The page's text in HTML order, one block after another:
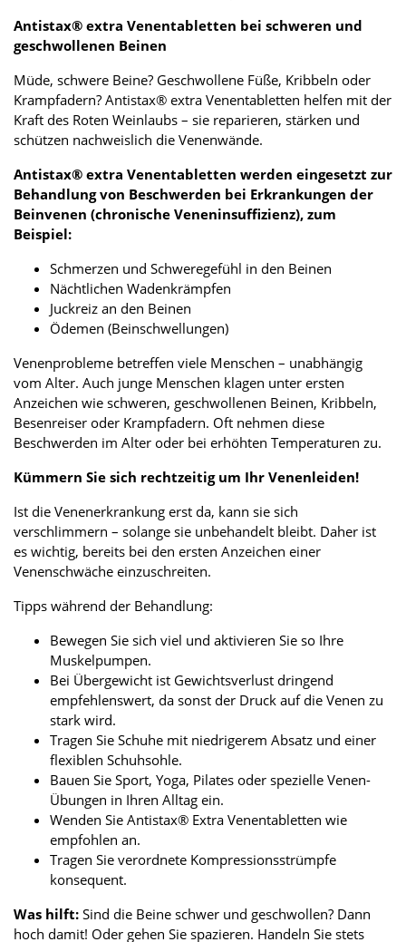
Antistax® extra Venentabletten bei schweren und
geschwollenen Beinen
Müde, schwere Beine? Geschwollene Füße, Kribbeln oder
Krampfadern? Antistax® extra Venentabletten helfen mit der
Kraft des Roten Weinlaubs – sie reparieren, stärken und
schützen nachweislich die Venenwände.
Antistax® extra Venentabletten werden eingesetzt zur
Behandlung von Beschwerden bei Erkrankungen der
Beinvenen (chronische Veneninsuffizienz), zum
Beispiel:
Schmerzen und Schweregefühl in den Beinen
Nächtlichen Wadenkrämpfen
Juckreiz an den Beinen
Ödemen (Beinschwellungen)
Venenprobleme betreffen viele Menschen – unabhängig
vom Alter. Auch junge Menschen klagen unter ersten
Anzeichen wie schweren, geschwollenen Beinen, Kribbeln,
Besenreiser oder Krampfadern. Oft nehmen diese
Beschwerden im Alter oder bei erhöhten Temperaturen zu.
Kümmern Sie sich rechtzeitig um Ihr Venenleiden!
Ist die Venenerkrankung erst da, kann sie sich
verschlimmern – solange sie unbehandelt bleibt. Daher ist
es wichtig, bereits bei den ersten Anzeichen einer
Venenschwäche einzuschreiten.
Tipps während der Behandlung:
Bewegen Sie sich viel und aktivieren Sie so Ihre
Muskelpumpen.
Bei Übergewicht ist Gewichtsverlust dringend
empfehlenswert, da sonst der Druck auf die Venen zu
stark wird.
Tragen Sie Schuhe mit niedrigerem Absatz und einer
flexiblen Schuhsohle.
Bauen Sie Sport, Yoga, Pilates oder spezielle Venen-
Übungen in Ihren Alltag ein.
Wenden Sie Antistax® Extra Venentabletten wie
empfohlen an.
Tragen Sie verordnete Kompressionsstrümpfe
konsequent.
Was hilft: Sind die Beine schwer und geschwollen? Dann
hoch damit! Oder gehen Sie spazieren. Handeln Sie stets